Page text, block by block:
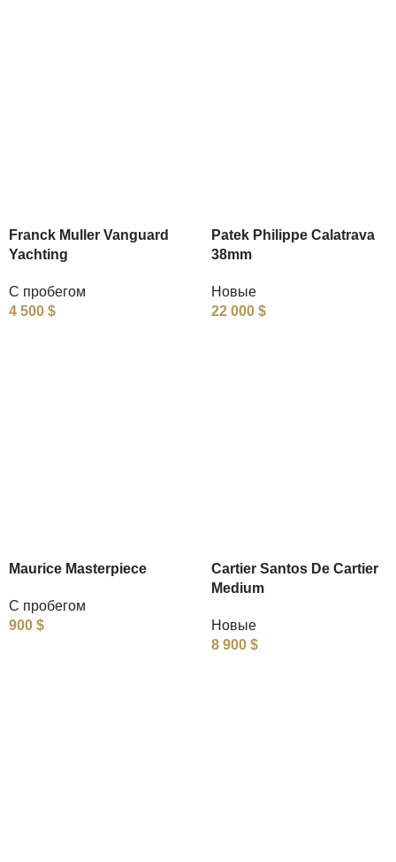
Franck Muller Vanguard
Yachting
С пробегом
4 500 $
Patek Philippe Calatrava
38mm
Новые
22 000 $
Maurice Masterpiece
С пробегом
900 $
Cartier Santos De Cartier
Medium
Новые
8 900 $